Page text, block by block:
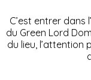
C’est entrer dans
du Green Lord
du lieu,